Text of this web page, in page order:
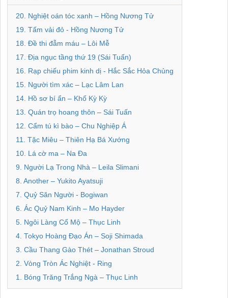
20. Nghiệt oán tóc xanh – Hồng Nương Tử
19. Tấm vải đỏ - Hồng Nương Tử
18. Đề thi đẫm máu – Lôi Mễ
17. Địa ngục tầng thứ 19 (Sái Tuấn)
16. Rạp chiếu phim kinh dị - Hắc Sắc Hỏa Chủng
15. Người tìm xác – Lạc Lâm Lan
14. Hồ sơ bí ẩn – Khố Kỳ Kỳ
13. Quán trọ hoang thôn – Sái Tuấn
12. Cẩm tú kì bào – Chu Nghiệp Á
11. Tặc Miêu – Thiên Hạ Bá Xướng
10. Lá cờ ma – Na Đa
9. Người Lạ Trong Nhà – Leila Slimani
8. Another – Yukito Ayatsuji
7. Quỷ Săn Người - Bogiwan
6. Ác Quỷ Nam Kinh – Mo Hayder
5. Ngôi Làng Cổ Mộ – Thục Linh
4. Tokyo Hoàng Đạo Án – Soji Shimada
3. Cầu Thang Gào Thét – Jonathan Stroud
2. Vòng Tròn Ác Nghiệt - Ring
1. Bóng Trăng Trắng Ngà – Thục Linh